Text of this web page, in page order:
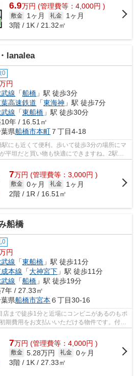
6.9万円 (管理費等：4,000円 )
敷金 1ヶ月 礼金
1ヶ月
3階 / 1K / 21.32㎡
lanalea
0
円
線 「船橋 」駅 徒歩3分
高速鉄道 「東海神 」駅 徒歩7分
線 「東船橋 」駅 徒歩30分
年 / 16.51㎡
県船橋市本町 ７丁目4-18
にも近くて便利。歩いて徒歩3分の場所にマ
平坦だと買い物も快適にできますね。2駅利
性が良い...
7万円 (管理費等：3,000円 )
敷金 0ヶ月 礼金
1ヶ月
2階 / 1R / 16.51㎡
船橋
0
円
線 「東船橋 」駅 徒歩11分
本線 「大神宮下 」駅 徒歩11分
線 「船橋 」駅 徒歩19分
年 / 27.33㎡
県船橋市宮本 ６丁目30-16
店まで徒歩1分と近場にコンビニがあるのもポ
期費用をお支払いいただける物件です。付近
や行き...
7万円 (管理費等：4,000円 )
敷金 5.28万円 礼金 0ヶ月
3階 / 1K / 27.33㎡